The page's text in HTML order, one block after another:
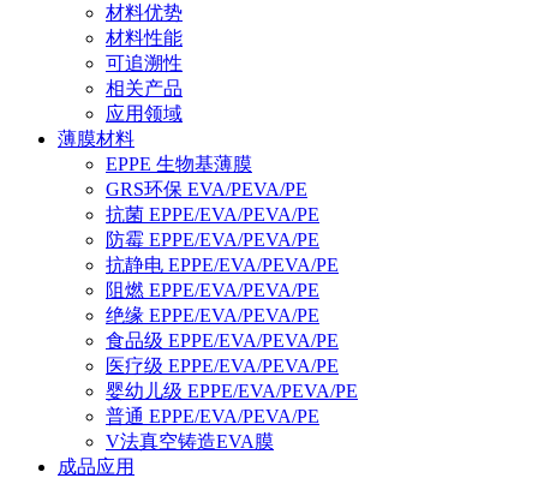
材料优势
材料性能
可追溯性
相关产品
应用领域
薄膜材料
EPPE 生物基薄膜
GRS环保 EVA/PEVA/PE
抗菌 EPPE/EVA/PEVA/PE
防霉 EPPE/EVA/PEVA/PE
抗静电 EPPE/EVA/PEVA/PE
阻燃 EPPE/EVA/PEVA/PE
绝缘 EPPE/EVA/PEVA/PE
食品级 EPPE/EVA/PEVA/PE
医疗级 EPPE/EVA/PEVA/PE
婴幼儿级 EPPE/EVA/PEVA/PE
普通 EPPE/EVA/PEVA/PE
V法真空铸造EVA膜
成品应用